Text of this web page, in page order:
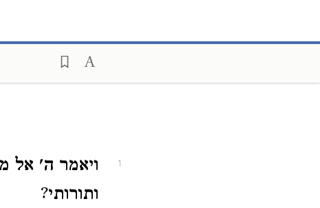
1 ויאמר ה' אל
ותורותי?